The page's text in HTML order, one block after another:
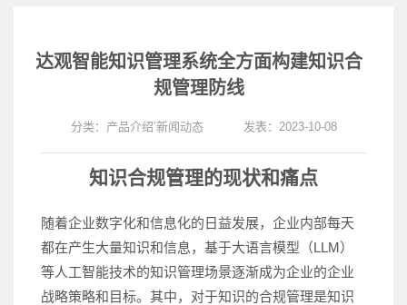
达观智能知识管理系统全方面构建知识合
规管理防线
分类： 产品介绍’新闻动态 发表：2023-10-08
知识合规管理的现状和痛点
随着企业数字化和信息化的日益发展，企业内部每天
都在产生大量知识和信息，基于大语言模型（LLM）
等人工智能技术的知识管理场景逐渐成为企业的企业
战略策略和目标。其中，对于知识的合规管理是知识